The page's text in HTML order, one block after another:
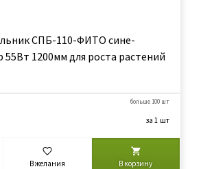
СПБ-110-ФИТО сине-
55Вт 1200мм для роста растений
больше 100 шт
за 1 шт
В желания В корзину